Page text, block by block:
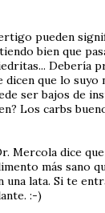
pueden
bien que
Debería
dicen que lo suyo
ser bajos de
Los carbs
Mercola dice
más sano
una lata. Si te
:-)